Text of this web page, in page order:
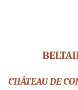
CHÂTEAU DE